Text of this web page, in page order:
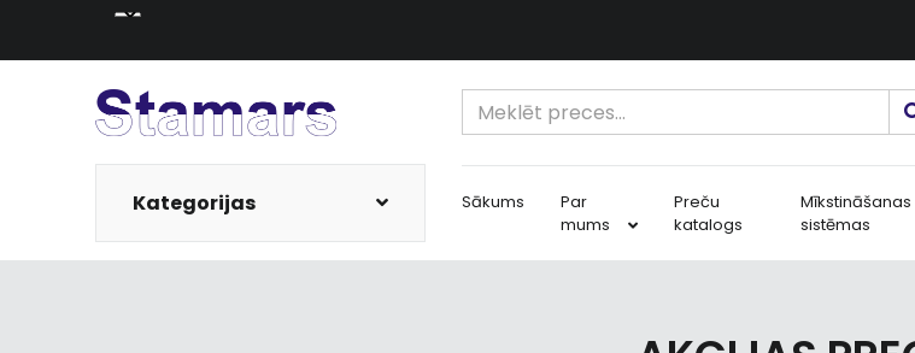
Kategorijas Sākums
Par
mums
Preču
katalogs
Mīkstināšanas
sistēmas